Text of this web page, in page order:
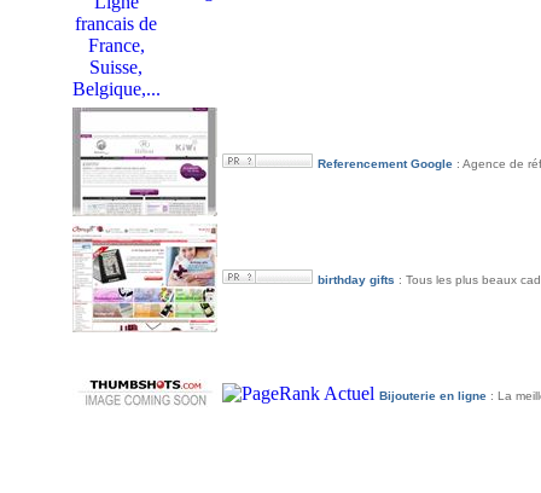
Referencement Google: Agence de
birthday gifts : Tous les plus beaux
Bijouterie en ligne: La